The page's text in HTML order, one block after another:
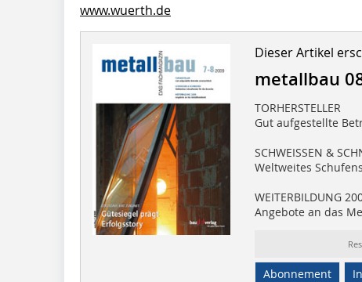
www.wuerth.de
Dieser Artikel
metallbau
TORHERSTELLER
Gut aufgestellte
SCHWEISSEN &
Weltweites
WEITERBILDUNG
Angebote an das
Abonnement